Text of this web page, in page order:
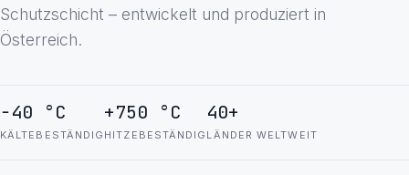
Schutzschicht – entwickelt und produziert in
Österreich.
−40 °C
KÄLTEBESTÄNDIG
+750 °C
HITZEBESTÄNDIG
40+
LÄNDER WELTWEIT